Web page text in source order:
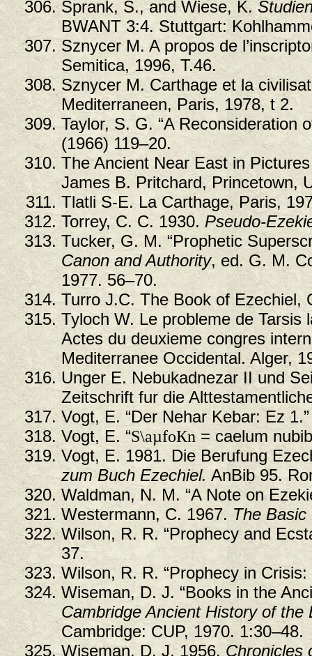
Sprank, S., and Wiese, K.
BWANT 3:4. Stuttgart:
Sznycer M. A propos de
Semitica, 1996, T.46.
Sznycer M. Carthage et la
Mediterraneen, Paris, 1978, t 2.
Taylor, S. G. “A Reconsideration
(1966) 119–20.
The Ancient Near East in
James B. Pritchard, Princetown,
Tlatli S-E. La Carthage, Paris,
Torrey, C. C. 1930. Pseudo-
Tucker, G. M. “Prophetic
Canon and Authority, ed. G. M.
1977. 56–70.
Turro J.C. The Book of Ezechiel,
Tyloch W. Le probleme de Tarsis
Actes du deuxieme congres
Mediterranee Occidental. Alger,
Unger E. Nebukadnezar II und
Zeitschrift fur die
Vogt, E. “Der Nehar Kebar: Ez
Vogt, E. “S\aµfoКn= caelum
Vogt, E. 1981. Die Berufung
zum Buch Ezechiel. AnBib 95.
Waldman, N. M. “A Note on
Westermann, C. 1967. The
Wilson, R. R. “Prophecy and
37.
Wilson, R. R. “Prophecy in
Wiseman, D. J. “Books in the
Cambridge Ancient History of the
Cambridge: CUP, 1970. 1:30–48.
Wiseman, D. J. 1956. Chronicles